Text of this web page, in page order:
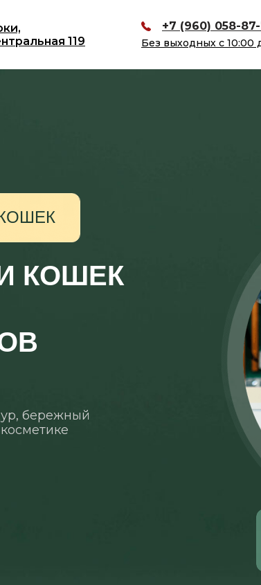
КОШЕК
бережный
+7 (960) 058-
Без выходных с 10:00
119